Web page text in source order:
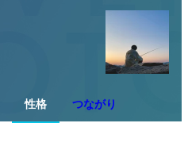
性格 つながり